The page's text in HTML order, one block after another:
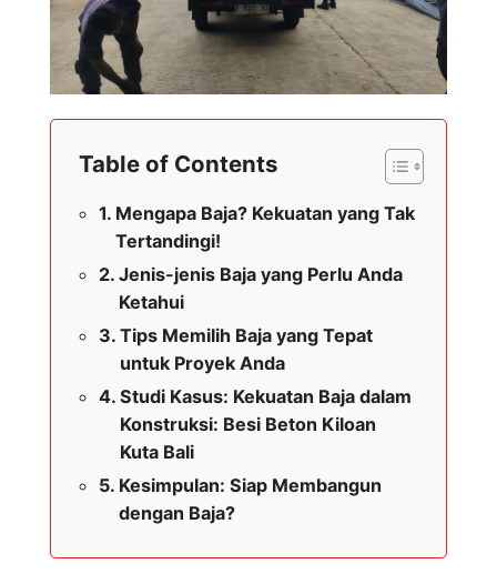
Table of Contents
Mengapa Baja? Kekuatan yang Tak
Tertandingi!
Jenis-jenis Baja yang Perlu Anda
Ketahui
Tips Memilih Baja yang Tepat
untuk Proyek Anda
Studi Kasus: Kekuatan Baja dalam
Konstruksi: Besi Beton Kiloan
Kuta Bali
Kesimpulan: Siap Membangun
dengan Baja?